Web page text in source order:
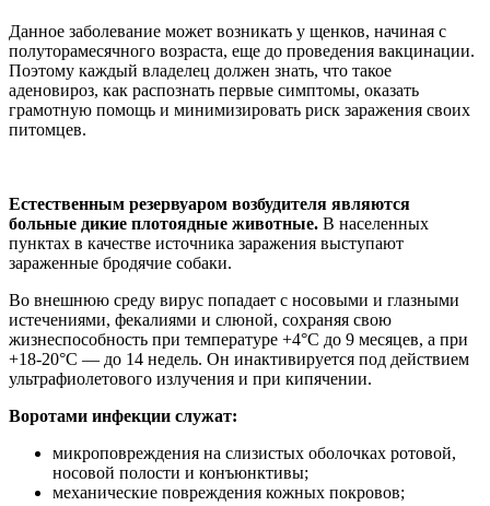
Данное заболевание может возникать у щенков, начиная с
полуторамесячного возраста, еще до проведения вакцинации.
Поэтому каждый владелец должен знать, что такое
аденовироз, как распознать первые симптомы, оказать
грамотную помощь и минимизировать риск заражения своих
питомцев.
Естественным резервуаром возбудителя являются
больные дикие плотоядные животные. В населенных
пунктах в качестве источника заражения выступают
зараженные бродячие собаки.
Во внешнюю среду вирус попадает с носовыми и глазными
истечениями, фекалиями и слюной, сохраняя свою
жизнеспособность при температуре +4°C до 9 месяцев, а при
+18-20°C — до 14 недель. Он инактивируется под действием
ультрафиолетового излучения и при кипячении.
Воротами инфекции служат:
микроповреждения на слизистых оболочках ротовой,
носовой полости и конъюнктивы;
механические повреждения кожных покровов;